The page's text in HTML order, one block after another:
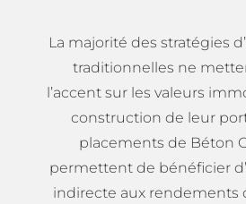
La majorité des stratégies
traditionnelles ne
l’accent sur les valeurs
construction de leur
placements de Béton
permettent de bénéficier
indirecte aux rendements